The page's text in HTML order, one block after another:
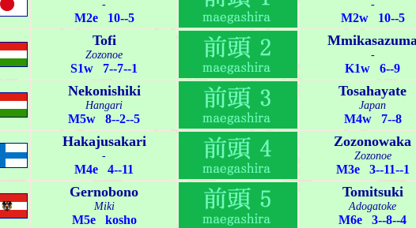
-
M2e 10--5
-
M2w 10--5
Tofi
Zozonoe
S1w 7--7--1
-
K1w 6--9
Nekonishiki
Hangari
M5w 8--2--5
Tosahayate
Japan
M4w 7--8
Hakajusakari
-
M4e 4--11
Zozonowaka
Zozonoe
M3e 3--11--1
Gernobono
Miki
M5e kosho
Tomitsuki
Adogatoke
M6e 3--8--4